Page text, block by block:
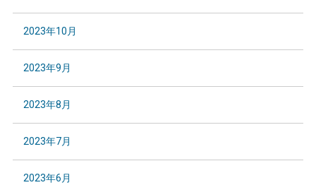
2023年10月
2023年9月
2023年8月
2023年7月
2023年6月